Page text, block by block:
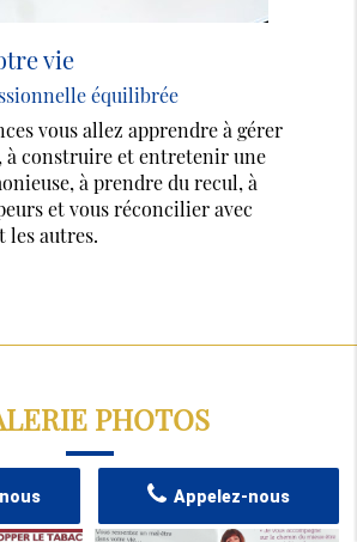
vie
équilibrée
vous allez apprendre à gérer
à construire et entretenir une
à prendre du recul, à
et vous réconcilier avec
les autres.
PHOTOS
Appelez-nous